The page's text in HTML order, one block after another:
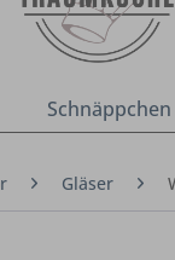
Schnäppchen
Gläser